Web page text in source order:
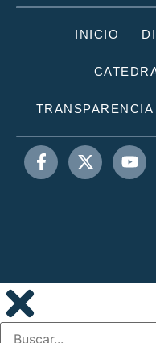
INICIO
TRANSPARENCIA